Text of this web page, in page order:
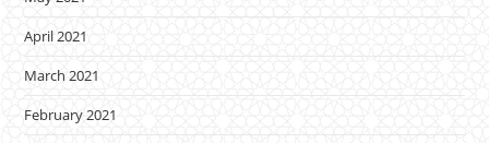
April 2021
March 2021
February 2021